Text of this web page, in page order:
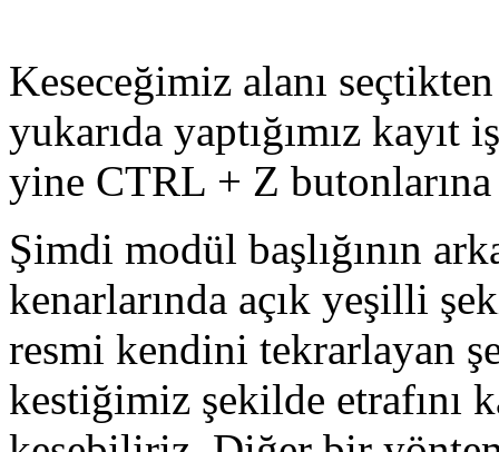
Keseceğimiz alanı
yukarıda yaptığımız
yine CTRL + Z
Şimdi modül başlığının
kenarlarında açık yeşilli
resmi kendini tekrarlayan
kestiğimiz şekilde etrafını